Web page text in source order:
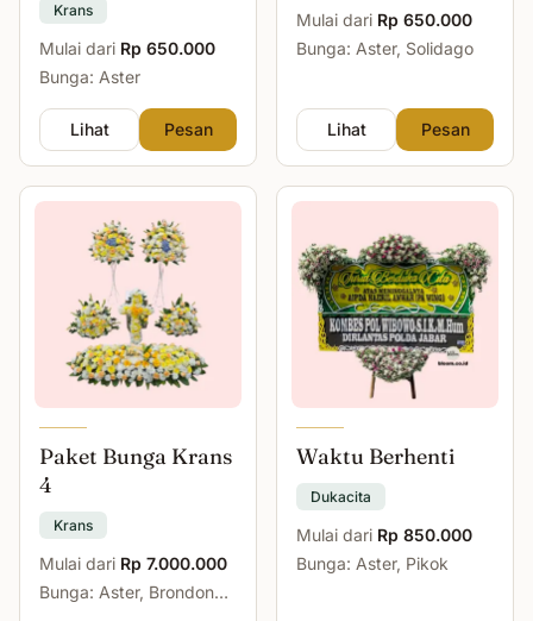
Krans
Mulai dari Rp 650.000
Bunga: Aster
Lihat Pesan
Mulai dari Rp 650.000
Bunga: Aster, Solidago
Lihat Pesan
Paket Bunga Krans
4
Krans
Mulai dari Rp 7.000.000
Bunga: Aster, Brondong,
Waktu Berhenti
Dukacita
Mulai dari Rp 850.000
Bunga: Aster, Pikok